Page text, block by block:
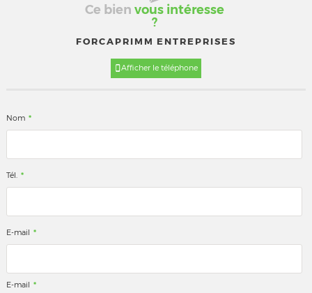
Ce bien vous intéresse
?
FORCAPRIMM ENTREPRISES
Afficher le téléphone
Nom *
Tél. *
E-mail *
E-mail *